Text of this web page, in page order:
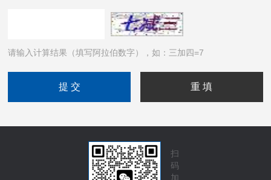
请输入计算结果（填写阿拉伯数字），如：三加四=7
扫
码
加